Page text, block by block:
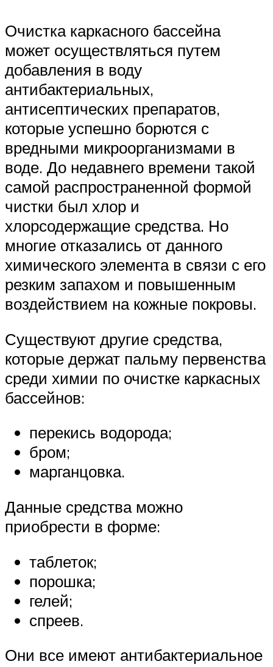
Очистка каркасного бассейна
может осуществляться путем
добавления в воду
антибактериальных,
антисептических препаратов,
которые успешно борются с
вредными микроорганизмами в
воде. До недавнего времени такой
самой распространенной формой
чистки был хлор и
хлорсодержащие средства. Но
многие отказались от данного
химического элемента в связи с его
резким запахом и повышенным
воздействием на кожные покровы.
Существуют другие средства,
которые держат пальму первенства
среди химии по очистке каркасных
бассейнов:
перекись водорода;
бром;
марганцовка.
Данные средства можно
приобрести в форме:
таблеток;
порошка;
гелей;
спреев.
Они все имеют антибактериальное